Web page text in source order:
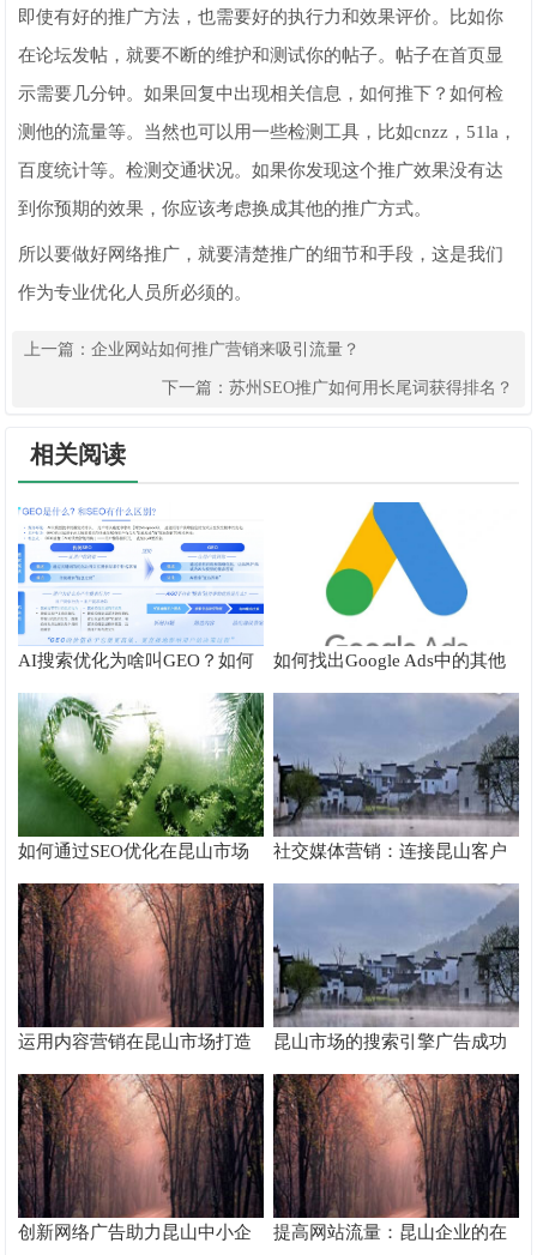
即使有好的推广方法，也需要好的执行力和效果评价。比如你
在论坛发帖，就要不断的维护和测试你的帖子。帖子在首页显
示需要几分钟。如果回复中出现相关信息，如何推下？如何检
测他的流量等。当然也可以用一些检测工具，比如cnzz，51la，
百度统计等。检测交通状况。如果你发现这个推广效果没有达
到你预期的效果，你应该考虑换成其他的推广方式。
所以要做好网络推广，就要清楚推广的细节和手段，这是我们
作为专业优化人员所必须的。
上一篇：企业网站如何推广营销来吸引流量？
下一篇： 苏州SEO推广如何用长尾词获得排名？
相关阅读
AI搜索优化为啥叫GEO？如何
在AI搜索中获得排名？
如何找出Google Ads中的其他
搜索字词
如何通过SEO优化在昆山市场
脱颖而出
社交媒体营销：连接昆山客户
的桥梁
运用内容营销在昆山市场打造
品牌影响力
昆山市场的搜索引擎广告成功
案例分析
创新网络广告助力昆山中小企
提高网站流量：昆山企业的在